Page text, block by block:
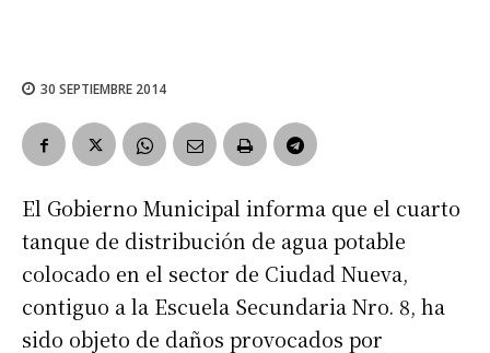
30 SEPTIEMBRE 2014
El Gobierno Municipal informa que el cuarto
tanque de distribución de agua potable
colocado en el sector de Ciudad Nueva,
contiguo a la Escuela Secundaria Nro. 8, ha
sido objeto de daños provocados por